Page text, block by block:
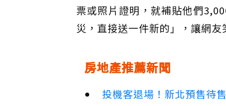
票或照片證明，就補貼他們
災，直接送一件新的」，讓網友
房地產推薦新聞
投機客退場！新北預售待